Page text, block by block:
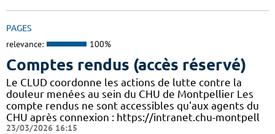
PAGES
relevance: 100%
Comptes rendus (accès réservé)
Le CLUD coordonne les actions de lutte contre la
douleur menées au sein du CHU de Montpellier Les
compte rendus ne sont accessibles qu'aux agents du
CHU après connexion : https://intranet.chu-montpell
23/03/2026 16:15